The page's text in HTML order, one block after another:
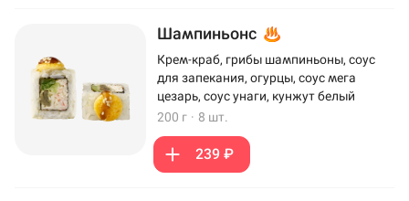
Шампиньонс
Крем-краб, грибы шампиньоны, соус
для запекания, огурцы, соус мега
цезарь, соус унаги, кунжут белый
200 г · 8 шт.
239 ₽